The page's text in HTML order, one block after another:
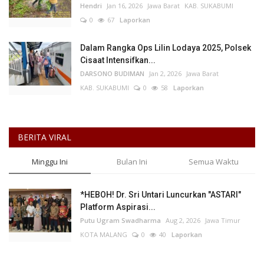
Hendri Jan 16, 2026 Jawa Barat KAB. SUKABUMI
0
67 Laporkan
Dalam Rangka Ops Lilin Lodaya 2025, Polsek
Cisaat Intensifkan...
DARSONO BUDIMAN Jan 2, 2026 Jawa Barat
KAB. SUKABUMI
0 58 Laporkan
BERITA VIRAL
Minggu Ini Bulan Ini Semua Waktu
*HEBOH! Dr. Sri Untari Luncurkan "ASTARI"
Platform Aspirasi...
Putu Ugram Swadharma Aug 2, 2026 Jawa Timur
KOTA MALANG
0 40 Laporkan